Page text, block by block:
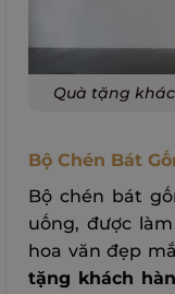
Quà tặng
Bộ Chén Bát
Bộ chén bát
uống, được
hoa văn đẹp
tặng khách